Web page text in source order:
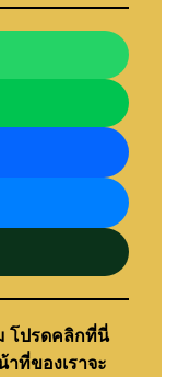
โปรดคลิกที่นี่
ที่ของเราจะ